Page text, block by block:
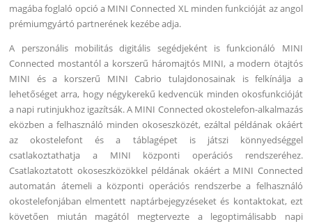
magába foglaló opció a MINI Connected XL minden funkcióját az angol
prémiumgyártó partnerének kezébe adja.
A perszonális mobilitás digitális segédjeként is funkcionáló MINI
Connected mostantól a korszerű háromajtós MINI, a modern ötajtós
MINI és a korszerű MINI Cabrio tulajdonosainak is felkínálja a
lehetőséget arra, hogy négykerekű kedvencük minden okosfunkcióját
a napi rutinjukhoz igazítsák. A MINI Connected okostelefon-alkalmazás
eközben a felhasználó minden okoseszközét, ezáltal példának okáért
az okostelefont és a táblagépet is játszi könnyedséggel
csatlakoztathatja a MINI központi operációs rendszeréhez.
Csatlakoztatott okoseszközökkel példának okáért a MINI Connected
automatán átemeli a központi operációs rendszerbe a felhasználó
okostelefonjában elmentett naptárbejegyzéseket és kontaktokat, ezt
követően miután magától megtervezte a legoptimálisabb napi